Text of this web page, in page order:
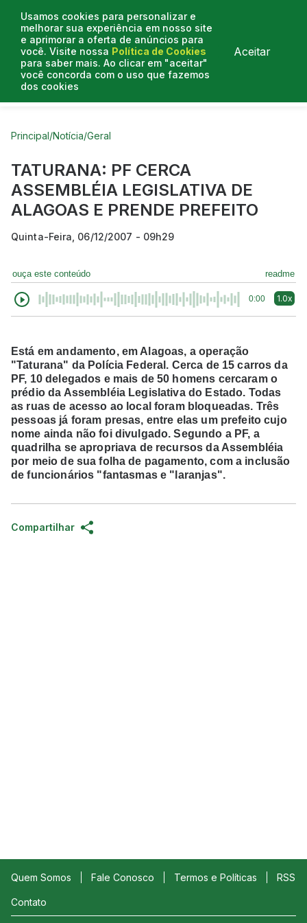
Usamos cookies para personalizar e
melhorar sua experiência em nosso site
e aprimorar a oferta de anúncios para
você. Visite nossa Política de Cookies
para saber mais. Ao clicar em "aceitar"
você concorda com o uso que fazemos
dos cookies
Aceitar
Curtas do Poder
Principal/Notícia/Geral
TATURANA: PF CERCA
ASSEMBLÉIA LEGISLATIVA DE
ALAGOAS E PRENDE PREFEITO
Quinta-Feira, 06/12/2007 - 09h29
ouça este conteúdo readme
0:00 1.0x
Está em andamento, em Alagoas, a operação
"Taturana" da Polícia Federal. Cerca de 15 carros da
PF, 10 delegados e mais de 50 homens cercaram o
prédio da Assembléia Legislativa do Estado. Todas
as ruas de acesso ao local foram bloqueadas. Três
pessoas já foram presas, entre elas um prefeito cujo
nome ainda não foi divulgado. Segundo a PF, a
quadrilha se apropriava de recursos da Assembléia
por meio de sua folha de pagamento, com a inclusão
de funcionários "fantasmas e "laranjas".
Compartilhar
Quem Somos Fale Conosco Termos e Políticas RSS
Contato